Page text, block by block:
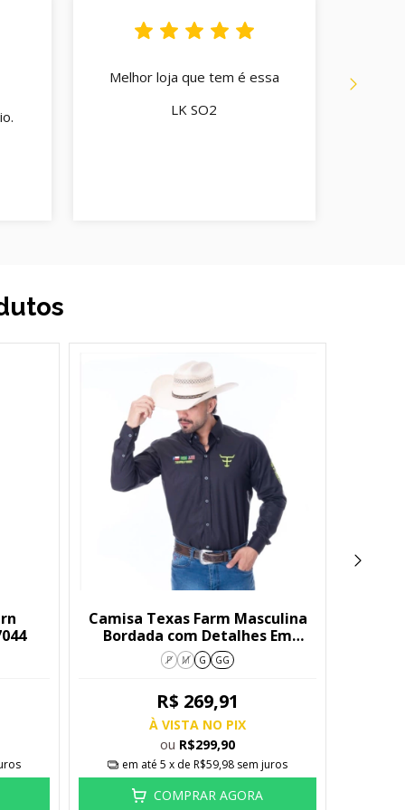
Melhor loja que tem é essa
LK SO2
Camisa Texas Farm Masculina
Bordada com Detalhes Em
Verde CP007
P M G GG
R$ 269,91
À VISTA NO PIX
ou R$299,90
em até 5 x de R$59,98 sem juros
COMPRAR AGORA